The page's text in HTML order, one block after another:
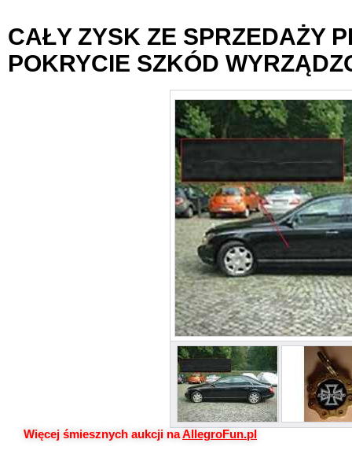
CAŁY ZYSK ZE SPRZEDAŻY
POKRYCIE SZKÓD
Więcej śmiesznych aukcji naAllegroFun.pl